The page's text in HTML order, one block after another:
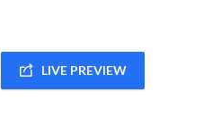
LIVE PREVIEW